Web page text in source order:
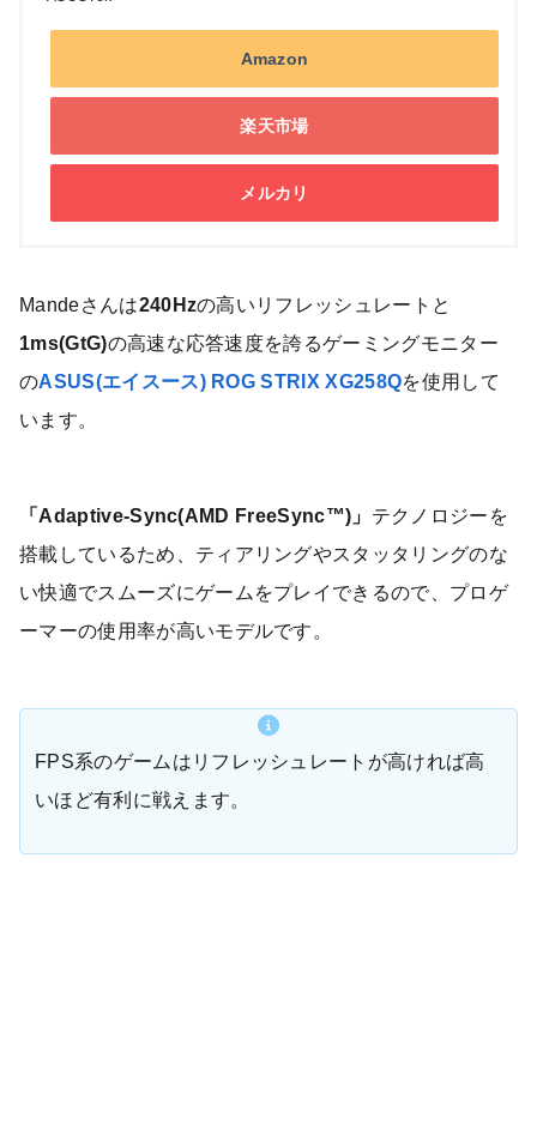
Amazon
楽天市場
メルカリ
Mandeさんは240Hzの高いリフレッシュレートと
1ms(GtG)の高速な応答速度を誇るゲーミングモニター
のASUS(エイスース) ROG STRIX XG258Qを使用して
います。
「Adaptive-Sync(AMD FreeSync™)」 テクノロジーを
搭載しているため、ティアリングやスタッタリングのな
い快適でスムーズにゲームをプレイできるので、プロゲ
ーマーの使用率が高いモデルです。
FPS系のゲームはリフレッシュレートが高ければ高
いほど有利に戦えます。